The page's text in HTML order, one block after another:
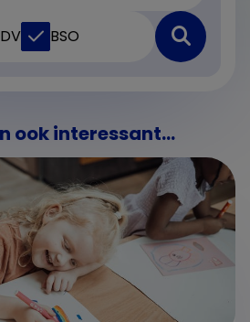
BSO
ook interessant...